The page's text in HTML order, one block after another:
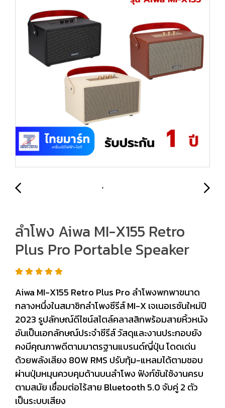
ลำโพง Aiwa MI-X155 Retro
Plus Pro Portable Speaker
Aiwa MI-X155 Retro Plus Pro ลำโพงพกพาขนาด
กลางหนึ่งในสมาชิกลำโพงซีรีส์ MI-X เจเนอเรชันใหม่ปี
2023 รูปลักษณ์ดีไซน์สไตล์คลาสสิกพร้อมสายหิ้วหนัง
อันเป็นเอกลักษณ์ประจำซีรีส์ วัสดุและงานประกอบยัง
คงมีคุณภาพดีตามมาตรฐานแบรนด์ญี่ปุ่น โดดเด่น
ด้วยพลังเสียง 80W RMS ปรับทุ้ม-แหลมได้ตามชอบ
ผ่านปุ่มหมุนควบคุมด้านบนลำโพง ฟังก์ชันใช้งานครบ
ตามสมัย เชื่อมต่อไร้สาย Bluetooth 5.0 จับคู่ 2 ตัว
เป็นระบบเสียง